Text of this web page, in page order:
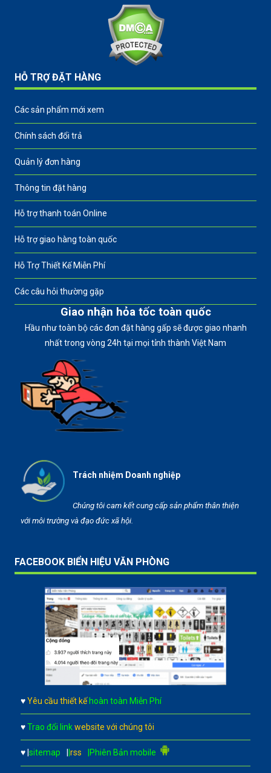
HỖ TRỢ ĐẶT HÀNG
Các sản phẩm mới xem
Chính sách đổi trả
Quản lý đơn hàng
Thông tin đặt hàng
Hỗ trợ thanh toán Online
Hỗ trợ giao hàng toàn quốc
Hỗ Trợ Thiết Kế Miễn Phí
Các câu hỏi thường gặp
Giao nhận hỏa tốc toàn quốc
Hầu như toàn bộ các đơn đặt hàng gấp sẽ được giao nhanh
nhất trong vòng 24h tại mọi tỉnh thành Việt Nam
Trách nhiệm Doanh nghiệp
Chúng tôi cam kết cung cấp sản phẩm thân thiện
với môi trường và đạo đức xã hội.
FACEBOOK BIỂN HIỆU VĂN PHÒNG
♥ Yêu cầu thiết kế hoàn toàn Miễn Phí
♥ Trao đổi link website với chúng tôi
♥ |sitemap |rss |Phiên Bản mobile